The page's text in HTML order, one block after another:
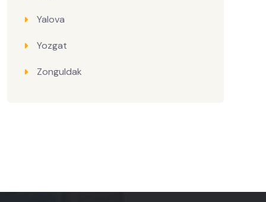
Yalova
Yozgat
Zonguldak